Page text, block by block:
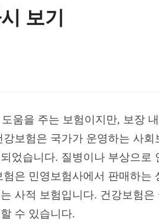
보기
움을 주는 보험이지만, 보장
보험은 국가가 운영하는 사회
었습니다. 질병이나 부상으로
은 민영보험사에서 판매하는
사적 보험입니다. 건강보험은
수 있습니다.